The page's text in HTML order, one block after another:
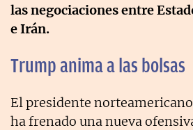
las negociaciones entre
e Irán.
Trump anima a las bolsas
El presidente
ha frenado una nueva